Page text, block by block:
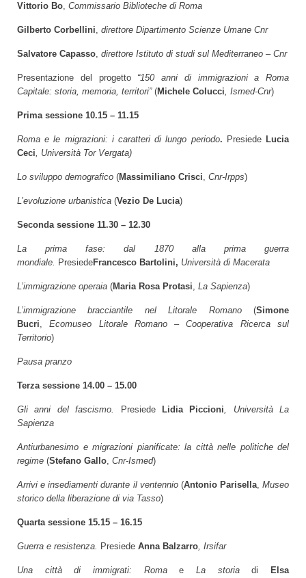
Vittorio Bo, Commissario Biblioteche di Roma
Gilberto Corbellini, direttore Dipartimento Scienze Umane Cnr
Salvatore Capasso, direttore Istituto di studi sul Mediterraneo – Cnr
Presentazione del progetto“150 anni di immigrazioni a Roma
Capitale: storia, memoria, territori” (Michele Colucci, Ismed-Cnr)
Prima sessione 10.15 – 11.15
Roma e le migrazioni: i caratteri di lungo periodo. Presiede Lucia
Ceci, Università Tor Vergata)
Lo sviluppo demografico (Massimiliano Crisci, Cnr-Irpps)
L’evoluzione urbanistica (Vezio De Lucia)
Seconda sessione 11.30 – 12.30
La prima fase: dal 1870 alla prima guerra
mondiale. PresiedeFrancesco Bartolini, Università di Macerata
L’immigrazione operaia (Maria Rosa Protasi, La Sapienza)
L’immigrazione bracciantile nel Litorale Romano(Simone
Bucri,Ecomuseo Litorale Romano – Cooperativa Ricerca sul
Territorio)
Pausa pranzo
Terza sessione 14.00 – 15.00
Gli anni del fascismo. Presiede Lidia Piccioni, Università La
Sapienza
Antiurbanesimo e migrazioni pianificate: la città nelle politiche del
regime (Stefano Gallo, Cnr-Ismed)
Arrivi e insediamenti durante il ventennio (Antonio Parisella, Museo
storico della liberazione di via Tasso)
Quarta sessione 15.15 – 16.15
Guerra e resistenza. Presiede Anna Balzarro, Irsifar
Una città di immigrati: RomaeLa storiadi Elsa